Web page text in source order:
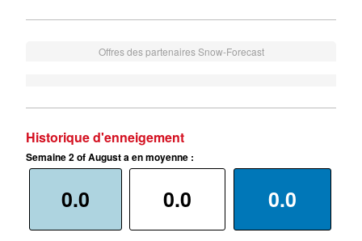
Offres des partenaires Snow-Forecast
Historique d'enneigement
Semaine 2 of August a en moyenne :
0.0 0.0 0.0